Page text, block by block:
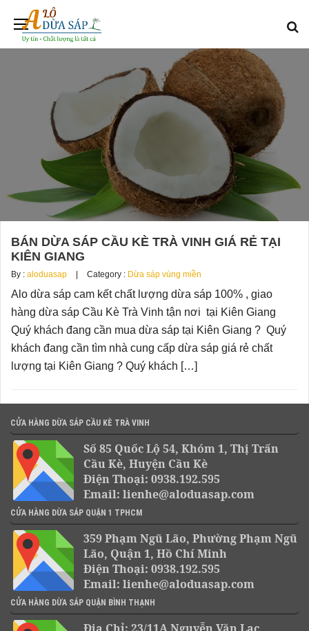
BÁN DỪA SÁP CẦU KÈ TRÀ VINH GIÁ RẺ TẠI
KIÊN GIANG
By : aloduasap Category : Dừa sáp vùng miền
Alo dừa sáp cam kết chất lượng dừa sáp 100% , giao
hàng dừa sáp Cầu Kè Trà Vinh tận nơi tại Kiên Giang
Quý khách đang cần mua dừa sáp tại Kiên Giang ? Quý
khách đang cần tìm nhà cung cấp dừa sáp giá rẻ chất
lượng tại Kiên Giang ? Quý khách […]
CỬA HÀNG DỪA SÁP CẦU KÈ TRÀ VINH
Số 85 Quốc Lộ 54, Khóm 1, Thị Trấn
Cầu Kè, Huyện Cầu Kè
Điện Thoại: 0938.192.595
Email: lienhe@aloduasap.com
CỬA HÀNG DỪA SÁP QUẬN 1 TPHCM
359 Phạm Ngũ Lão, Phường Phạm Ngũ
Lão, Quận 1, Hồ Chí Minh
Điện Thoại: 0938.192.595
Email: lienhe@aloduasap.com
CỬA HÀNG DỪA SÁP QUẬN BÌNH THẠNH